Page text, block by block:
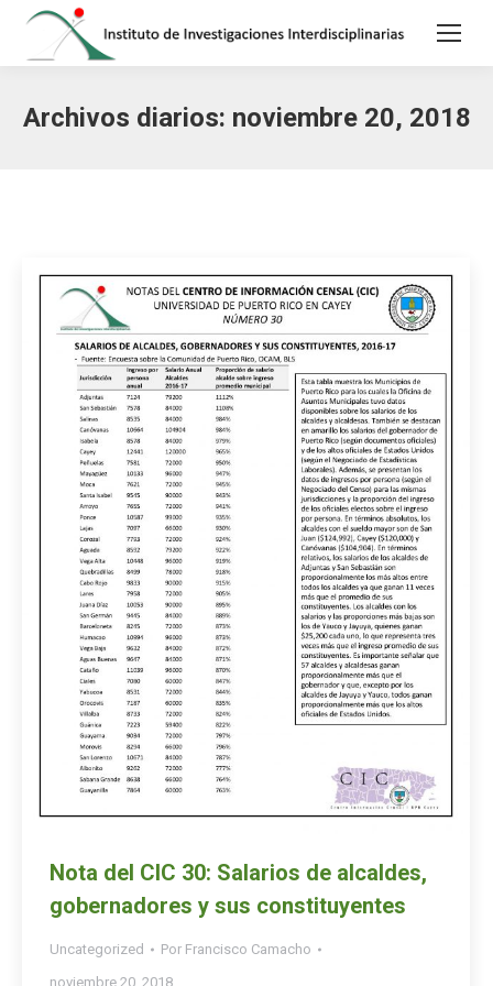
Archivos diarios: noviembre 20, 2018
Nota del CIC 30: Salarios de alcaldes,
gobernadores y sus constituyentes
Uncategorized Por Francisco Camacho
noviembre 20, 2018